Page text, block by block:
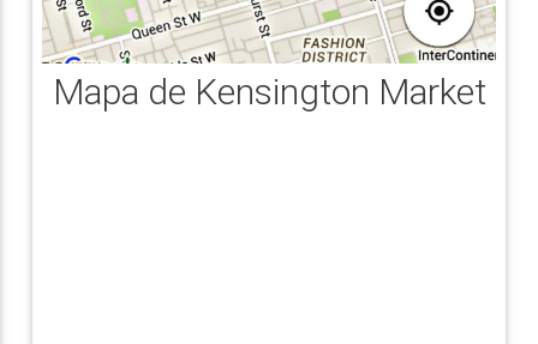
Mapa de Kensington Market